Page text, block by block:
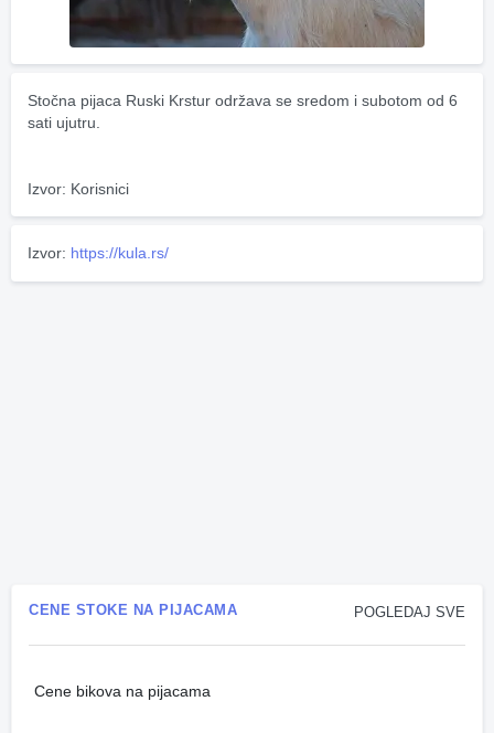
Stočna pijaca Ruski Krstur održava se sredom i subotom od 6
sati ujutru.
Izvor: Korisnici
Izvor: https://kula.rs/
POGLEDAJ SVE
CENE STOKE NA PIJACAMA
Cene bikova na pijacama